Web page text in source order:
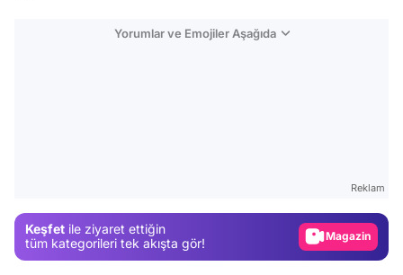
Yorumlar ve Emojiler Aşağıda
Reklam
Keşfet ile ziyaret ettiğin
tüm kategorileri tek akışta gör!
Magazin